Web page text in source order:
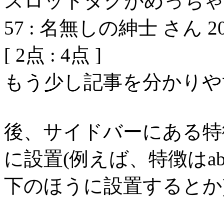
57 : 名無しの紳士 さん
[ 2点 : 4点 ]
もう少し記事を分かり
後、サイドバーにある
に設置(例えば、特徴は
下のほうに設置すると